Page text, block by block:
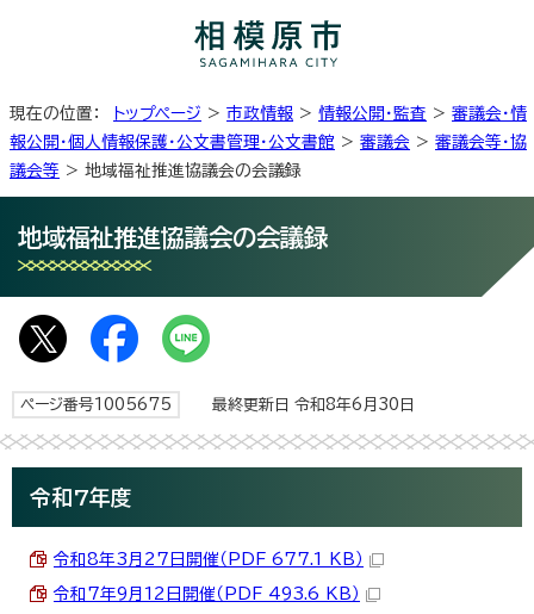
現在の位置： トップページ > 市政情報 > 情報公開・監査 > 審議会・情
報公開・個人情報保護・公文書管理・公文書館 > 審議会 > 審議会等・協
議会等 > 地域福祉推進協議会の会議録
地域福祉推進協議会の会議録
ページ番号1005675 最終更新日 令和8年6月30日
令和7年度
令和8年3月27日開催（PDF 677.1 KB）
令和7年9月12日開催（PDF 493.6 KB）